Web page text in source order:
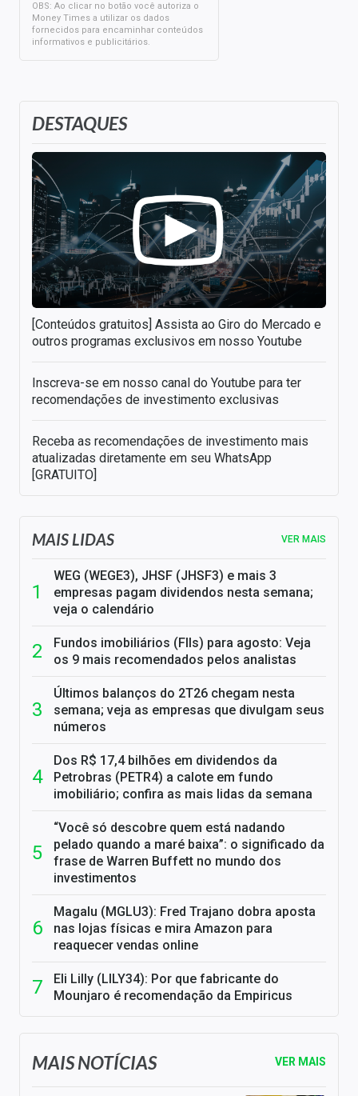
DESTAQUES
[Conteúdos gratuitos] Assista ao Giro do Mercado e
outros programas exclusivos em nosso Youtube
Inscreva-se em nosso canal do Youtube para ter
recomendações de investimento exclusivas
Receba as recomendações de investimento mais
atualizadas diretamente em seu WhatsApp
[GRATUITO]
OBS: Ao clicar no botão você autoriza o
Money Times a utilizar os dados
fornecidos para encaminhar conteúdos
informativos e publicitários.
MAIS LIDAS VER MAIS
WEG (WEGE3), JHSF (JHSF3) e mais 3
empresas pagam dividendos nesta semana;
veja o calendário
Fundos imobiliários (FIIs) para agosto: Veja
os 9 mais recomendados pelos analistas
Últimos balanços do 2T26 chegam nesta
semana; veja as empresas que divulgam seus
números
Dos R$ 17,4 bilhões em dividendos da
Petrobras (PETR4) a calote em fundo
imobiliário; confira as mais lidas da semana
“Você só descobre quem está nadando
pelado quando a maré baixa”: o significado da
frase de Warren Buffett no mundo dos
investimentos
Magalu (MGLU3): Fred Trajano dobra aposta
nas lojas físicas e mira Amazon para
reaquecer vendas online
Eli Lilly (LILY34): Por que fabricante do
Mounjaro é recomendação da Empiricus
MAIS NOTÍCIAS VER MAIS